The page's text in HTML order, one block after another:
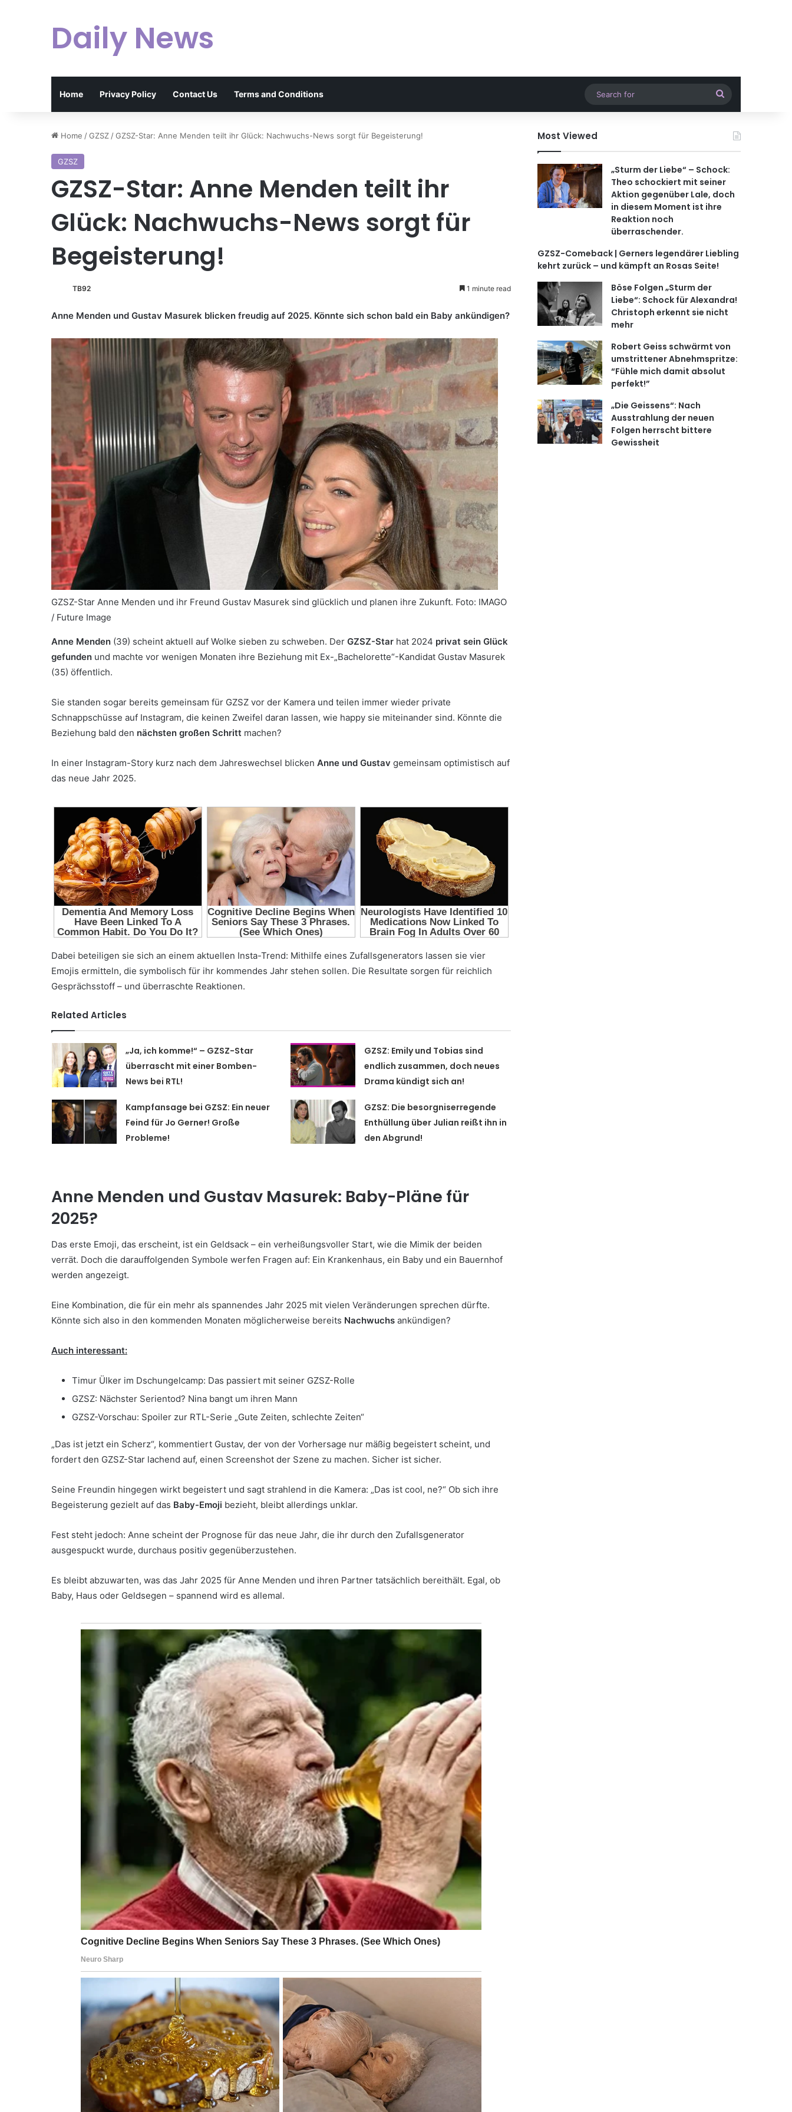
Daily News
Home Privacy Policy Contact Us Terms and Conditions
for
Home /GZSZ /GZSZ-Star: Anne Menden teilt ihr Glück: Nachwuchs-News sorgt für Begeisterung!
GZSZ
GZSZ-Star: Anne Menden teilt ihr
Glück: Nachwuchs-News sorgt für
Begeisterung!
TB92 1 minute read
Anne Menden und Gustav Masurek blicken freudig auf 2025. Könnte sich schon bald ein Baby ankündigen?
GZSZ-Star Anne Menden und ihr Freund Gustav Masurek sind glücklich und planen ihre Zukunft. Foto: IMAGO
/ Future Image
Anne Menden (39) scheint aktuell auf Wolke sieben zu schweben. Der GZSZ-Star hat 2024 privat sein Glück
gefunden und machte vor wenigen Monaten ihre Beziehung mit Ex-„Bachelorette“-Kandidat Gustav Masurek
(35) öffentlich.
Sie standen sogar bereits gemeinsam für GZSZ vor der Kamera und teilen immer wieder private
Schnappschüsse auf Instagram, die keinen Zweifel daran lassen, wie happy sie miteinander sind. Könnte die
Beziehung bald den nächsten großen Schritt machen?
In einer Instagram-Story kurz nach dem Jahreswechsel blicken Anne und Gustav gemeinsam optimistisch auf
das neue Jahr 2025.
Dabei beteiligen sie sich an einem aktuellen Insta-Trend: Mithilfe eines Zufallsgenerators lassen sie vier
Emojis ermitteln, die symbolisch für ihr kommendes Jahr stehen sollen. Die Resultate sorgen für reichlich
Gesprächsstoff – und überraschte Reaktionen.
Related Articles
„Ja, ich komme!“ – GZSZ-Star
überrascht mit einer Bomben-
News bei RTL!
GZSZ: Emily und Tobias sind
endlich zusammen, doch neues
Drama kündigt sich an!
Kampfansage bei GZSZ: Ein neuer
Feind für Jo Gerner! Große
Probleme!
GZSZ: Die besorgniserregende
Enthüllung über Julian reißt ihn in
den Abgrund!
Anne Menden und Gustav Masurek: Baby-Pläne für
2025?
Das erste Emoji, das erscheint, ist ein Geldsack – ein verheißungsvoller Start, wie die Mimik der beiden
verrät. Doch die darauffolgenden Symbole werfen Fragen auf: Ein Krankenhaus, ein Baby und ein Bauernhof
werden angezeigt.
Eine Kombination, die für ein mehr als spannendes Jahr 2025 mit vielen Veränderungen sprechen dürfte.
Könnte sich also in den kommenden Monaten möglicherweise bereits Nachwuchs ankündigen?
Auch interessant:
Timur Ülker im Dschungelcamp: Das passiert mit seiner GZSZ-Rolle
GZSZ: Nächster Serientod? Nina bangt um ihren Mann
GZSZ-Vorschau: Spoiler zur RTL-Serie „Gute Zeiten, schlechte Zeiten“
„Das ist jetzt ein Scherz“, kommentiert Gustav, der von der Vorhersage nur mäßig begeistert scheint, und
fordert den GZSZ-Star lachend auf, einen Screenshot der Szene zu machen. Sicher ist sicher.
Seine Freundin hingegen wirkt begeistert und sagt strahlend in die Kamera: „Das ist cool, ne?“ Ob sich ihre
Begeisterung gezielt auf das Baby-Emoji bezieht, bleibt allerdings unklar.
Fest steht jedoch: Anne scheint der Prognose für das neue Jahr, die ihr durch den Zufallsgenerator
ausgespuckt wurde, durchaus positiv gegenüberzustehen.
Es bleibt abzuwarten, was das Jahr 2025 für Anne Menden und ihren Partner tatsächlich bereithält. Egal, ob
Baby, Haus oder Geldsegen – spannend wird es allemal.
Most Viewed
„Sturm der Liebe“ – Schock:
Theo schockiert mit seiner
Aktion gegenüber Lale, doch
in diesem Moment ist ihre
Reaktion noch
überraschender.
GZSZ-Comeback | Gerners legendärer Liebling
kehrt zurück – und kämpft an Rosas Seite!
Böse Folgen „Sturm der
Liebe“: Schock für Alexandra!
Christoph erkennt sie nicht
mehr
Robert Geiss schwärmt von
umstrittener Abnehmspritze:
“Fühle mich damit absolut
perfekt!”
„Die Geissens“: Nach
Ausstrahlung der neuen
Folgen herrscht bittere
Gewissheit